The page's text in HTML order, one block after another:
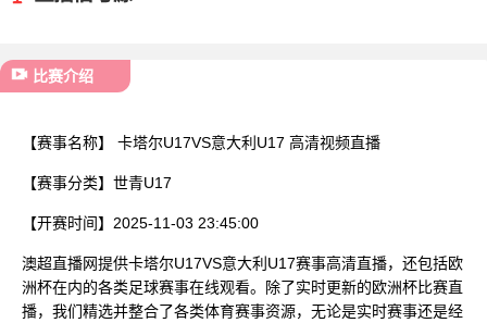
比赛介绍
【赛事名称】 卡塔尔U17VS意大利U17 高清视频直播
【赛事分类】 世青U17
【开赛时间】 2025-11-03 23:45:00
澳超直播网提供卡塔尔U17VS意大利U17赛事高清直播，还包括欧
洲杯在内的各类足球赛事在线观看。除了实时更新的欧洲杯比赛直
播，我们精选并整合了各类体育赛事资源，无论是实时赛事还是经